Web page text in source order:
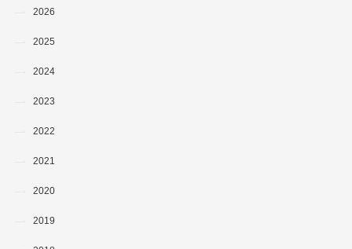
2026
2025
2024
2023
2022
2021
2020
2019